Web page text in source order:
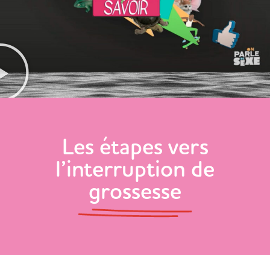
Les étapes vers
l’interruption de
grossesse